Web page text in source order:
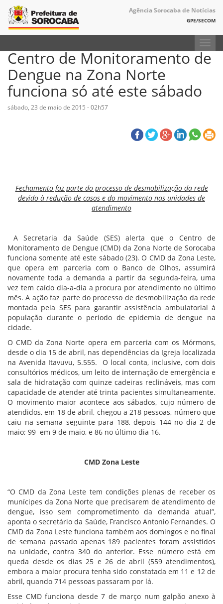
Agência Sorocaba de Notícias
GPE/SECOM
Centro de Monitoramento de
Dengue na Zona Norte
funciona só até este sábado
sábado, 23 de maio de 2015 - 02h57
Fechamento faz parte do processo de desmobilização da rede
devido à redução de casos e do movimento nas unidades de
atendimento
A Secretaria da Saúde (SES) alerta que o Centro de
Monitoramento de Dengue (CMD) da Zona Norte de Sorocaba
funciona somente até este sábado (23). O CMD da Zona Leste,
que opera em parceria com o Banco de Olhos, assumirá
novamente toda a demanda a partir da segunda-feira, uma
vez tem caído dia-a-dia a procura por atendimento no último
mês. A ação faz parte do processo de desmobilização da rede
montada pela SES para garantir assistência ambulatorial à
população durante o período de epidemia de dengue na
cidade.
O CMD da Zona Norte opera em parceria com os Mórmons,
desde o dia 15 de abril, nas dependências da Igreja localizada
na Avenida Itavuvu, 5.555. O local conta, inclusive, com dois
consultórios médicos, um leito de internação de emergência e
sala de hidratação com quinze cadeiras reclináveis, mas com
capacidade de atender até trinta pacientes simultaneamente.
O movimento maior acontece aos sábados, cujo número de
atendidos, em 18 de abril, chegou a 218 pessoas, número que
caiu na semana seguinte para 188, depois 144 no dia 2 de
maio; 99 em 9 de maio, e 86 no último dia 16.
CMD Zona Leste
“O CMD da Zona Leste tem condições plenas de receber os
munícipes da Zona Norte que precisarem de atendimento de
dengue, isso sem comprometimento da demanda atual”,
aponta o secretário da Saúde, Francisco Antonio Fernandes. O
CMD da Zona Leste funciona também aos domingos e no final
de semana passado apenas 189 pacientes foram assistidos
na unidade, contra 340 do anterior. Esse número está em
queda desde os dias 25 e 26 de abril (559 atendimentos),
embora a maior procura tenha sido constatada em 11 e 12 de
abril, quando 714 pessoas passaram por lá.
Esse CMD funciona desde 7 de março num galpão anexo à